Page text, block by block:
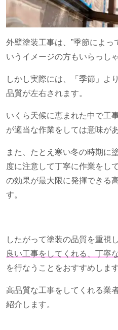
外壁塗装工事は、”季節によっ
いうイメージの方もいらっし
しかし実際には、「季節」よ
品質が左右されます。
いくら天候に恵まれた中で工
が適当な作業をしては意味が
また、たとえ寒い冬の時期に
度に注意して丁寧に作業をし
の効果が最大限に発揮できる
す。
したがって塗装の品質を重視
良い工事をしてくれる、 丁寧
を行なうことをおすすめします
高品質な工事をしてくれる業
紹介します。